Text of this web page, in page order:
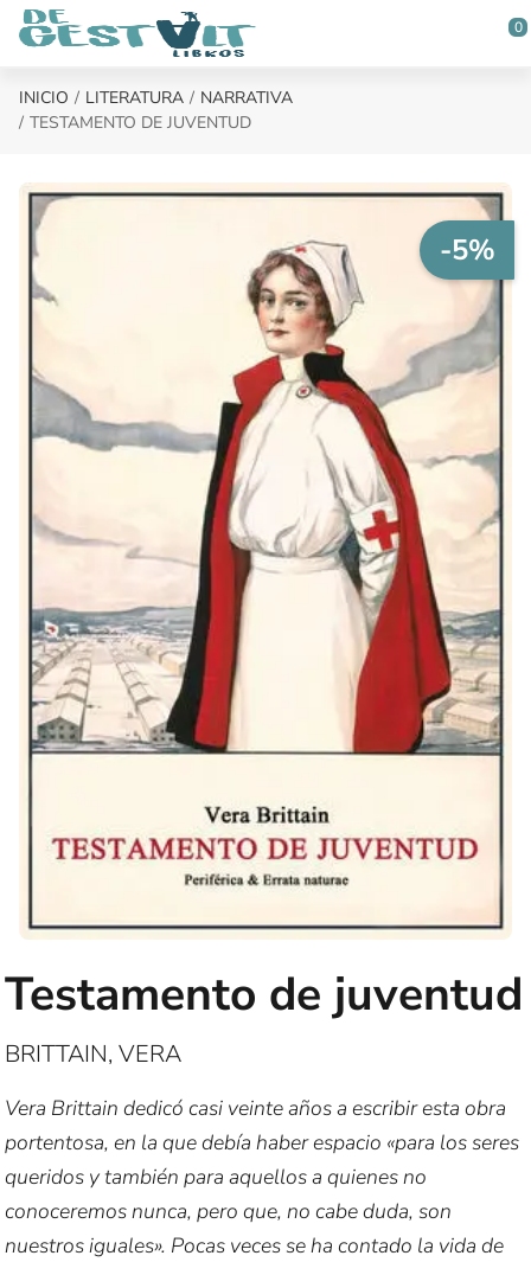
Saltar al contenido principal
0
INICIO LITERATURA
NARRATIVA
TESTAMENTO DE JUVENTUD
-5%
Testamento de juventud
BRITTAIN, VERA
Vera Brittain dedicó casi veinte años a escribir esta obra
portentosa, en la que debía haber espacio «para los seres
queridos y también para aquellos a quienes no
conoceremos nunca, pero que, no cabe duda, son
nuestros iguales». Pocas veces se ha contado la vida de